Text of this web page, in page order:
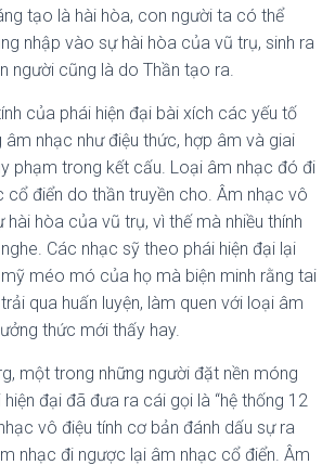
tạo là hài hòa, con người ta có thể
nhập vào sự hài hòa của vũ trụ, sinh ra
người cũng là do Thần tạo ra.
của phái hiện đại bài xích các yếu tố
nhạc như điệu thức, hợp âm và giai
phạm trong kết cấu. Loại âm nhạc đó đi
cổ điển do thần truyền cho. Âm nhạc vô
hài hòa của vũ trụ, vì thế mà nhiều thính
Các nhạc sỹ theo phái hiện đại lại
méo mó của họ mà biện minh rằng tai
qua huấn luyện, làm quen với loại âm
thức mới thấy hay.
một trong những người đặt nền móng
đại đã đưa ra cái gọi là “hệ thống 12
vô điệu tính cơ bản đánh dấu sự ra
nhạc đi ngược lại âm nhạc cổ điển. Âm